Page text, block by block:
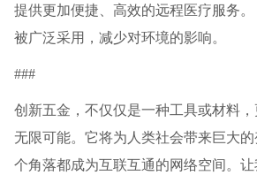
提供更加便捷、高效的远程医疗服务
被广泛采用，减少对环境的影响。
###
创新五金，不仅仅是一种工具或材料
无限可能。它将为人类社会带来巨大
个角落都成为互联互通的网络空间。